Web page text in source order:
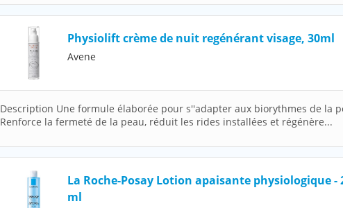
Physiolift crème de nuit regénérant visage, 30ml
Avene
Description Une formule élaborée pour s''adapter aux biorythmes de la
Renforce la fermeté de la peau, réduit les rides installées et régénère...
La Roche-Posay Lotion apaisante physiologique -
ml